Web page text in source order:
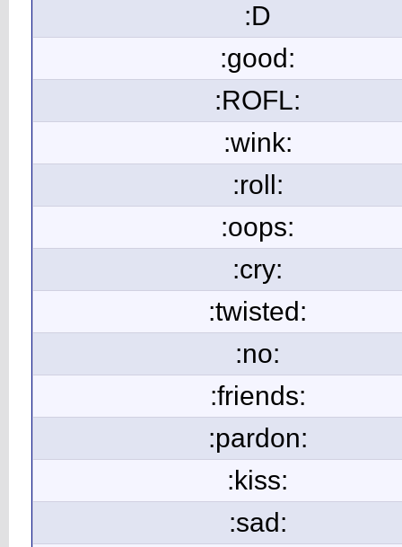
:D
:good:
:ROFL:
:wink:
:roll:
:oops:
:cry:
:twisted:
:no:
:friends:
:pardon:
:kiss:
:sad: